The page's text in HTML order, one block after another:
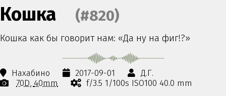
Кошка (#820)
Кошка как бы говорит нам: «Да ну на фиг!?»
Нахабино 2017-09-01
Д.Г.
70D 40mm
f/3.5 1/100s ISO100 40.0 mm